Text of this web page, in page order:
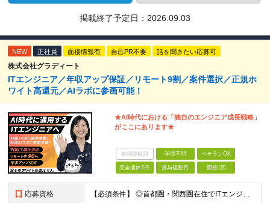
掲載終了予定日： 2026.09.03
NEW 正社員 面接情報有 自己PR不要 話を聞きたい応募可
株式会社グラディート
ITエンジニア／年収アップ保証／リモート9割／案件選択／正規ホ
ワイト高還元／AIラボに参画可能！
★AI時代における「独自のエンジニア成⻑戦略」
がここにあります★
未経験歓迎 学歴不問 ベテランOK
完全週休2日 賞与複数月 面接1回
応募資格 【必須条件】 ◎首都圏・関西圏在住でITエンジニアとしての実務経験が3年以上ある⽅（開発・インフラいずれも歓迎） →首都圏（東京、神奈川、千葉、埼玉）、関西圏（大阪、兵庫、京都）在住のITエンジニア採